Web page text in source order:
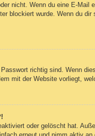
nicht. Wenn du eine E-
blockiert wurde. Wenn du
richtig sind. Wenn
mit der Website vorliegt,
oder gelöscht hat.